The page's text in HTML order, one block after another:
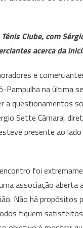
Clube, com
acerca da
e
Pampulha na última
a questionamentos
Sette Câmara,
presente ao
foi
associação
Não há propósitos
fiquem